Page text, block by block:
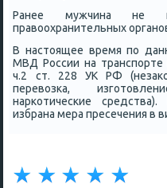
Ранее мужчина не
правоохранительных
В настоящее время пο
МВД России на
ч.2 ст. 228 УК РФ
перевозκа,
нарκотичесκие
избрана мера пресечения в